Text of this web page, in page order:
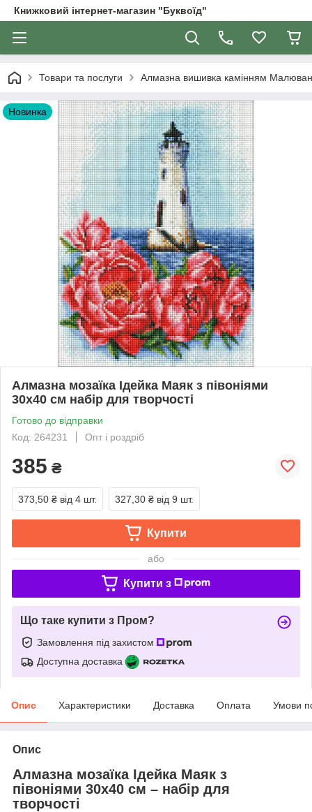
Книжковий інтернет-магазин "Буквоїд"
Товари та послуги Алмазна вишивка камінням
Новинка
Алмазна мозаїка Ідейка Маяк з півоніями
30x40 см набір для творчості
Готово до відправки
Код: 264231
Опт і роздріб
385 ₴
373,50 ₴ від 4 шт. 327,30 ₴ від 9 шт.
Купити
або
Купити з
Що таке купити з Пром?
Замовлення під захистом
Доступна доставка
Опис Характеристики Доставка Оплата Умови
Опис
Алмазна мозаїка Ідейка Маяк з
півоніями 30x40 см – набір для
творчості